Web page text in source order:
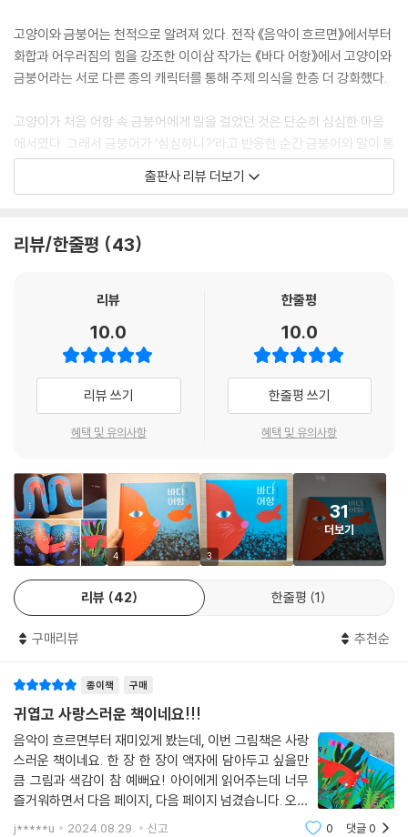
고양이와 금붕어는 천적으로 알려져 있다. 전작 《음악이 흐르면》에서부터
화합과 어우러짐의 힘을 강조한 이이삼 작가는 《바다 어항》에서 고양이와
금붕어라는 서로 다른 종의 캐릭터를 통해 주제 의식을 한층 더 강화했다.
고양이가 처음 어항 속 금붕어에게 말을 걸었던 것은 단순히 심심한 마음
에서였다. 그래서 금붕어가 ‘심심하니?’라고 반응한 순간 금붕어와 말이 통
한다는 사실에 깜짝 놀라고 만다. 하지만 그것도 잠시, 둘은 바다 어항 속에
서 함께 헤엄치고 놀며 친구가 된다. 고양이와 금붕어가 신나게 노는 모습
는 것은 다름을 틀림으로 규정하는 고정관념 때문이 아닐까? 금붕어의 ‘같
서 섞일 수 없다고 생각했던 사람과도 같이 놀다 보면 또 다른 경험을 할 수
바닷속 놀이터 발견!
상상력을 자극하는 다채로운 색감
이 책의 재미는 거대한 놀이터가 된 바닷속 풍경을 들여다보는 데서 온다.
히 많은 생명체가 살아 숨 쉬는 공간이다. 알록달록 다양한 색의 물고기들
과 푸릇푸릇한 해초들…. 고양이는 해초 사이로 다니면서 살랑살랑 커튼
사이로 걷는 기분’을 느낀다. 이처럼 《바다 어항》은 단순히 시각적인 요소
뿐만 아니라 여러 감각을 떠올려 볼 수 있도록 한다. 책을 읽은 뒤에 독자는
자신만의 바다를 떠올리고, 그곳에 어떤 색깔과 모양의 ‘놀거리’가 있을지
상상해볼 수 있을 것이다.
의사소통 - 책과 이야기 즐기기 사회관계 - 더불어 생활하기
〈초등교육과정〉
1학년 2학기 국어 9. 상상의 날개를 펴고 2학년 2학기 국어 5. 이야기를 꾸
며요
출판사 리뷰 더보기
리뷰/한줄평 43
리뷰
10.0
리뷰 쓰기
혜택 및 유의사항
한줄평
10.0
한줄평 쓰기
혜택 및 유의사항
4 3
31
더보기
리뷰 42 한줄평 1
구매리뷰 추천순
종이책 구매
귀엽고 사랑스러운 책이네요!!!
음악이 흐르면부터 재미있게 봤는데, 이번 그림책은 사랑
스러운 책이네요. 한 장 한 장이 액자에 담아두고 싶을만
큼 그림과 색감이 참 예뻐요! 아이에게 읽어주는데 너무
즐거워하면서 다음 페이지, 다음 페이지 넘겼습니다. 오래
오래 이이삼 작가님 그림 작업해주시면 좋을 것 같습니다.
j*****u 2024.08.29. 신고 0 댓글0